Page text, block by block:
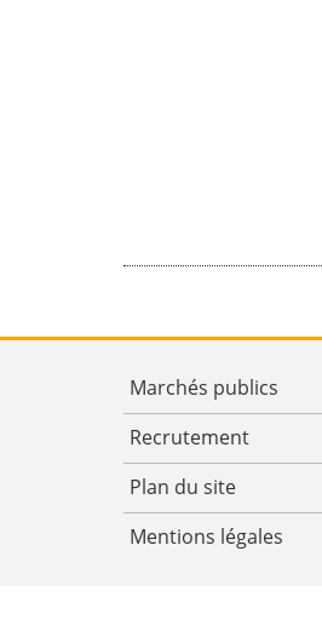
Marchés publics
Recrutement
Plan du site
Mentions légales